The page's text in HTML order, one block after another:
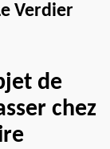
Verdier
de
chez